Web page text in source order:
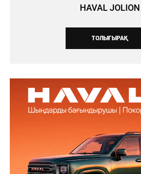
HAVAL JOLION
ТОЛЫҒЫРАҚ